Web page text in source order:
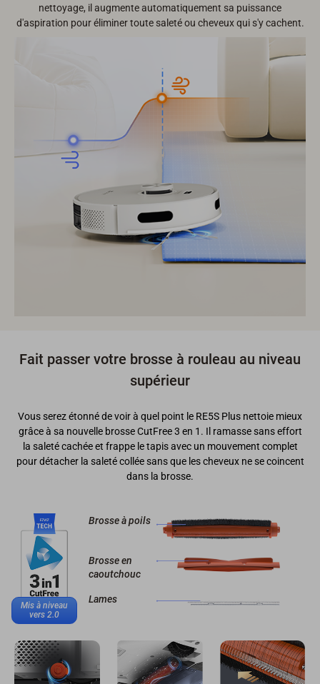
nettoyage, il augmente automatiquement sa puissance
d'aspiration pour éliminer toute saleté ou cheveux qui s'y cachent.
Fait passer votre brosse à rouleau au niveau
supérieur
Vous serez étonné de voir à quel point le RE5S Plus nettoie mieux
grâce à sa nouvelle brosse CutFree 3 en 1. Il ramasse sans effort
la saleté cachée et frappe le tapis avec un mouvement complet
pour détacher la saleté collée sans que les cheveux ne se coincent
dans la brosse.
Mis à niveau
vers 2.0
Brosse à poils
Brosse en
caoutchouc
Lames